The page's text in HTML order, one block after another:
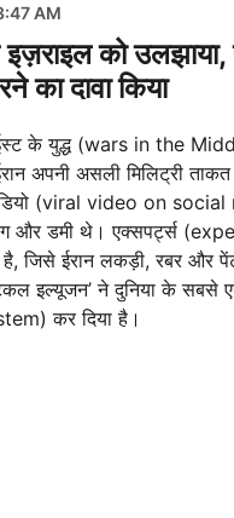
AM
इज़राइल को
का दावा किया
के युद्ध (wars in the
अपनी असली मिलिट्री
(viral video on social
और डमी थे। एक्सपर्ट्स
है, जिसे ईरान लकड़ी, रबर
इल्यूजन’ ने दुनिया के
कर दिया है।